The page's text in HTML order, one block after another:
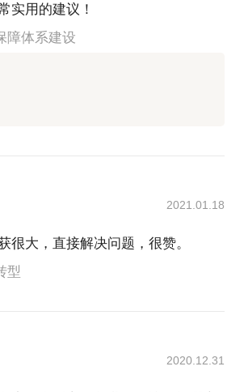
实用的建议！
障体系建设
2021.01.18
很大，直接解决问题，很赞。
型
2020.12.31